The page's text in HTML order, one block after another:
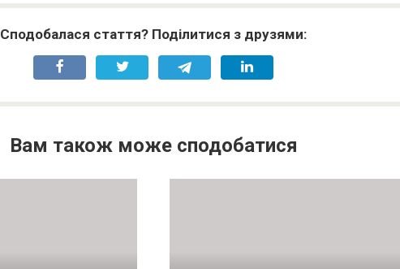
Сподобалася стаття? Поділитися з друзями:
Вам також може сподобатися